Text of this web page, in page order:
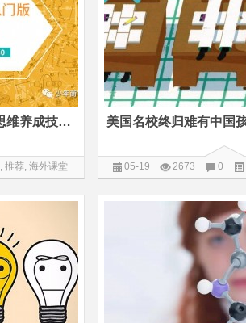
斯坦福密码学少年版：数学思维养成技巧 | 体验课已截止报名
推荐 海外课堂 05-19 2673 0
堂